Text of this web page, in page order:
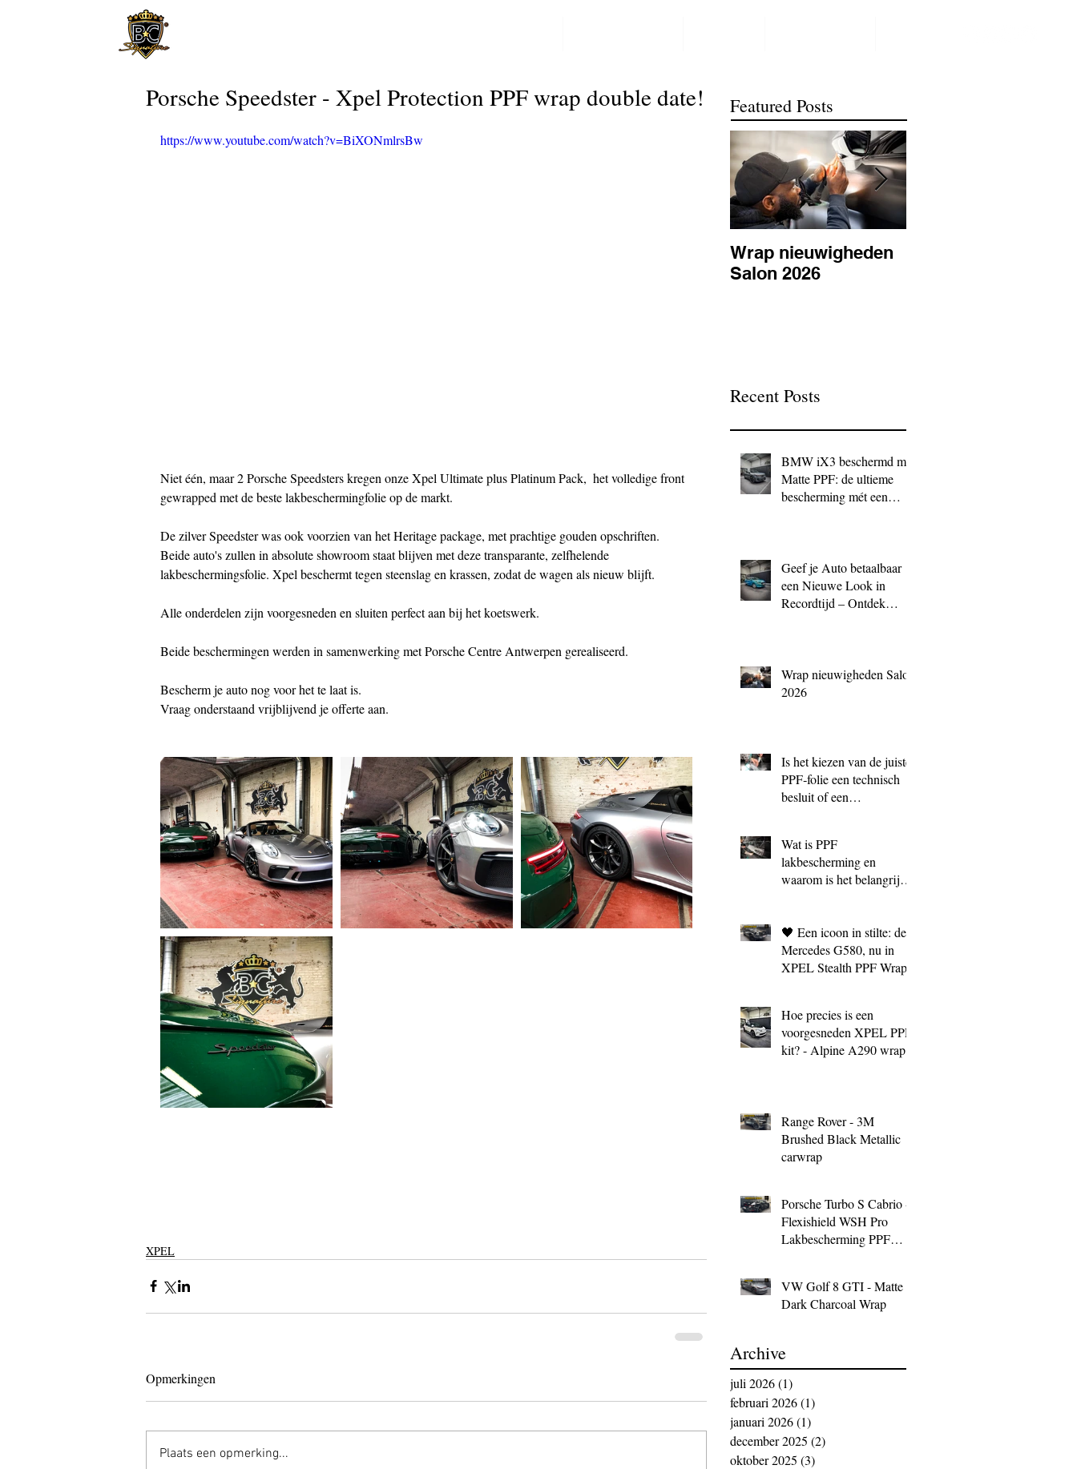
Porsche Speedster - Xpel Protection PPF wrap double date!
https://www.youtube.com/watch?v=BiXONmlrsBw
Niet één, maar 2 Porsche Speedsters kregen onze Xpel Ultimate plus Platinum Pack,  het volledige front
gewrapped met de beste lakbeschermingfolie op de markt.
De zilver Speedster was ook voorzien van het Heritage package, met prachtige gouden opschriften.
Beide auto's zullen in absolute showroom staat blijven met deze transparante, zelfhelende
lakbeschermingsfolie. Xpel beschermt tegen steenslag en krassen, zodat de wagen als nieuw blijft.
Alle onderdelen zijn voorgesneden en sluiten perfect aan bij het koetswerk.
Beide beschermingen werden in samenwerking met Porsche Centre Antwerpen gerealiseerd.
Bescherm je auto nog voor het te laat is.
Vraag onderstaand vrijblijvend je offerte aan.
XPEL
Opmerkingen
Plaats een opmerking...
Featured Posts
Wrap nieuwigheden
Salon 2026
Recent Posts
BMW iX3 beschermd met
Matte PPF: de ultieme
bescherming mét een
Geef je Auto betaalbaar
een Nieuwe Look in
Recordtijd – Ontdek
Wrap nieuwigheden Salon
2026
Is het kiezen van de juiste
PPF‑folie een technisch
besluit of een
Wat is PPF
lakbescherming en
waarom is het belangrijk?
🖤 Een icoon in stilte: de
Mercedes G580, nu in
XPEL Stealth PPF Wrap
Hoe precies is een
voorgesneden XPEL PPF
kit? - Alpine A290 wrap
Range Rover - 3M
Brushed Black Metallic
carwrap
Porsche Turbo S Cabrio -
Flexishield WSH Pro
Lakbescherming PPF
VW Golf 8 GTI - Matte
Dark Charcoal Wrap
Archive
juli 2026(1)
februari 2026(1)
januari 2026(1)
december 2025 (2)
oktober 2025 (3)